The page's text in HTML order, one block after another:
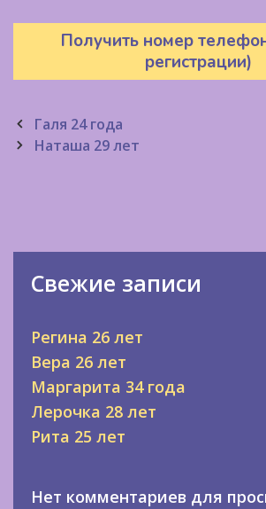
Получить номер
регистрации)
Post
navigation
Галя 24 года
Наташа 29 лет
Свежие записи
Регина 26 лет
Вера 26 лет
Маргарита 34 года
Лерочка 28 лет
Рита 25 лет
Нет комментариев для